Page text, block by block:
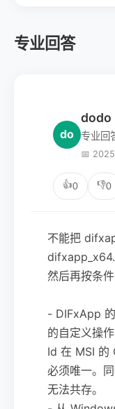
专业回答
do
dodo
专业回
📅
👍0 👎0
不能把
然后再按条
- DIFxApp
的自定义操
Id 在 MSI 的
必须唯一。
无法共存。